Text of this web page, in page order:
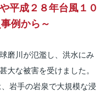
平成２８年台風１０
例から～
磨川が氾濫し、洪水にみ
大な被害を受けました。
岩手の岩泉で大規模な浸